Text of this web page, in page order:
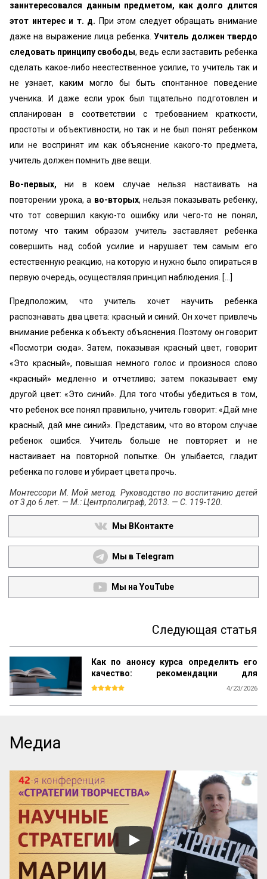
заинтересовался данным предметом, как долго длится
этот интерес и т. д. При этом следует обращать внимание
даже на выражение лица ребенка.Учитель должен твердо
следовать принципу свободы, ведь если заставить ребенка
сделать какое-либо неестественное усилие, то учитель так и
не узнает, каким могло бы быть спонтанное поведение
ученика. И даже если урок был тщательно подготовлен и
спланирован в соответствии с требованием краткости,
простоты и объективности, но так и не был понят ребенком
или не воспринят им как объяснение какого-то предмета,
учитель должен помнить две вещи.
Во-первых, ни в коем случае нельзя настаивать на
повторении урока, а во-вторых, нельзя показывать ребенку,
что тот совершил какую-то ошибку или чего-то не понял,
потому что таким образом учитель заставляет ребенка
совершить над собой усилие и нарушает тем самым его
естественную реакцию, на которую и нужно было опираться в
первую очередь, осуществляя принцип наблюдения. [...]
Предположим, что учитель хочет научить ребенка
распознавать два цвета: красный и синий. Он хочет привлечь
внимание ребенка к объекту объяснения. Поэтому он говорит
«Посмотри сюда». Затем, показывая красный цвет, говорит
«Это красный», повышая немного голос и произнося слово
«красный» медленно и отчетливо; затем показывает ему
другой цвет: «Это синий». Для того чтобы убедиться в том,
что ребенок все понял правильно, учитель говорит: «Дай мне
красный, дай мне синий». Представим, что во втором случае
ребенок ошибся. Учитель больше не повторяет и не
настаивает на повторной попытке. Он улыбается, гладит
ребенка по голове и убирает цвета прочь.
Монтессори М. Мой метод. Руководство по воспитанию детей
от 3 до 6 лет. — М.: Центрполиграф, 2013. — С. 119-120.
Мы ВКонтакте
Мы в Telegram
Мы на YouTube
Следующая статья
Как по анонсу курса определить его
качество: рекомендации для
студентов
4/23/2026
слов и выбирать курсы с практической
пользой.
Почему можно доверять анонсу?
Содержание публичного объявления
почти всегда отражает суть самой
программы. Если организаторы вложили
силы в качественный курс, они
обязательно напишут об этом конкретно.
И наоборот: размытые фразы и
отсутствие деталей – верный ...
Медиа